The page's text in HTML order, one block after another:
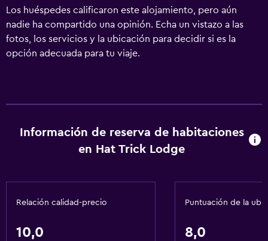
Los huéspedes calificaron este alojamiento, pero aún
nadie ha compartido una opinión. Echa un vistazo a las
fotos, los servicios y la ubicación para decidir si es la
opción adecuada para tu viaje.
Información de reserva de habitaciones
en Hat Trick Lodge
Relación calidad-precio
10,0
Puntuación de la
8,0